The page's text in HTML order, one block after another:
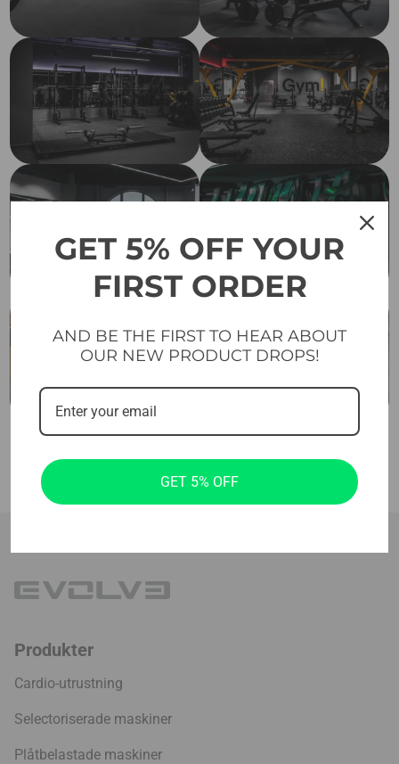
Produkter
Cardio-utrustning
Selectoriserade maskiner
Plåtbelastade maskiner
GET 5% OFF YOUR
FIRST ORDER
AND BE THE FIRST TO HEAR ABOUT
OUR NEW PRODUCT DROPS!
GET 5% OFF